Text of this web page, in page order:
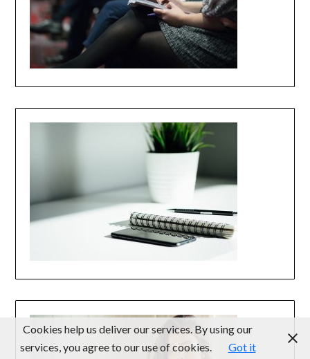
Cookies help us deliver our services. By using our
services, you agree to our use of cookies.
Got it